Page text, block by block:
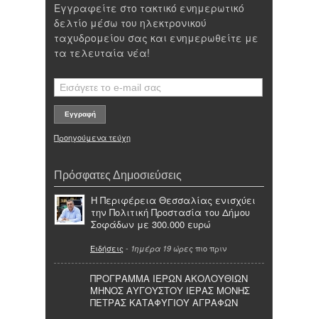
Εγγραφείτε στο τακτικό ενημερωτικό
δελτίο μέσω του ηλεκτρονικού
ταχυδρομείου σας και ενημερωθείτε με
τα τελευταία νέα!
Προηγούμενα τεύχη
Πρόσφατες Δημοσιεύσεις
Η Περιφέρεια Θεσσαλίας ενισχύει
την Πολιτική Προστασία του Δήμου
Σοφάδων με 300.000 ευρώ
Ειδήσεις - 1ημέρα 19 ώρες πιο πριν
ΠΡΟΓΡΑΜΜΑ ΙΕΡΩΝ ΑΚΟΛΟΥΘΙΩΝ
ΜΗΝΟΣ ΑΥΓΟΥΣΤΟΥ ΙΕΡΑΣ ΜΟΝΗΣ
ΠΕΤΡΑΣ ΚΑΤΑΦΥΓΙΟΥ ΑΓΡΑΦΩΝ